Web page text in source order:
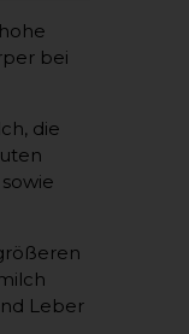
bei
die
sowie
Leber